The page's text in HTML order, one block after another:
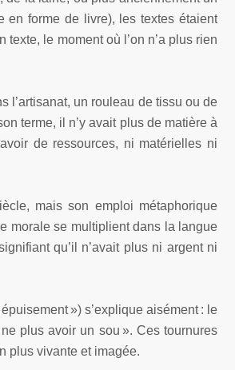
en forme de livre), les textes étaient
le moment où l’on n’a plus rien
l’artisanat, un rouleau de tissu ou de
terme, il n’y avait plus de matière à
de ressources, ni matérielles ni
mais son emploi métaphorique
morale se multiplient dans la langue
qu’il n’avait plus ni argent ni
») s’explique aisément : le
plus avoir un sou ». Ces tournures
plus vivante et imagée.